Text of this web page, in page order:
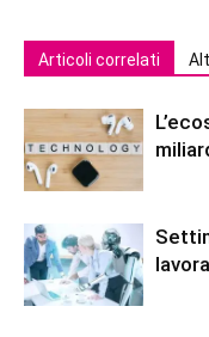
Articoli correlati